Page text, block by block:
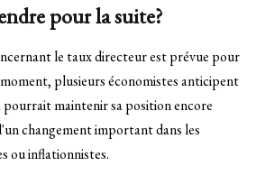
pour la suite?
le taux directeur est prévue pour
plusieurs économistes anticipent
pourrait maintenir sa position encore
changement important dans les
ou inflationnistes.